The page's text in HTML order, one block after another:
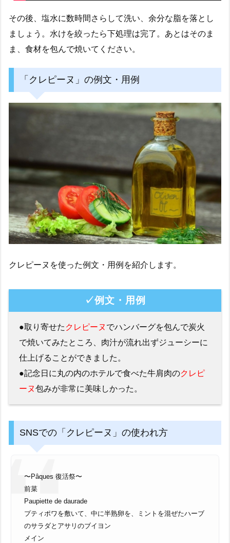
その後、塩水に数時間さらして洗い、余分な脂を落とし
ましょう。水けを絞ったら下処理は完了。あとはそのま
ま、食材を包んで焼いてください。
「クレピーヌ」の例文・用例
クレピーヌを使った例文・用例を紹介します。
✓例文・用例
●取り寄せた クレピーヌ でハンバーグを包んで炭火
で焼いてみたところ、肉汁が流れ出ずジューシーに
仕上げることができました。
●記念日に丸の内のホテルで食べた牛肩肉のクレピ
ーヌ包みが非常に美味しかった。
SNSでの「クレピーヌ」の使われ方
〜Pâques 復活祭〜
前菜
Paupiette de daurade
プティポワを敷いて、中に半熟卵を、ミントを混ぜたハーブ
のサラダとアサリのブイヨン
メイン